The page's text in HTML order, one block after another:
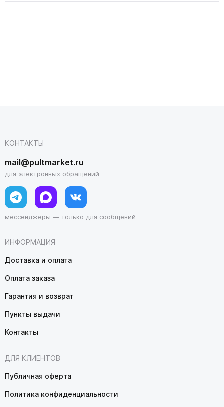
ИНФОРМАЦИЯ
Доставка и оплата
Оплата заказа
Гарантия и возврат
Пункты выдачи
Контакты
ДЛЯ КЛИЕНТОВ
Публичная оферта
Политика конфиденциальности
КОНТАКТЫ
mail@pultmarket.ru
для электронных обращений
мессенджеры — только для сообщений